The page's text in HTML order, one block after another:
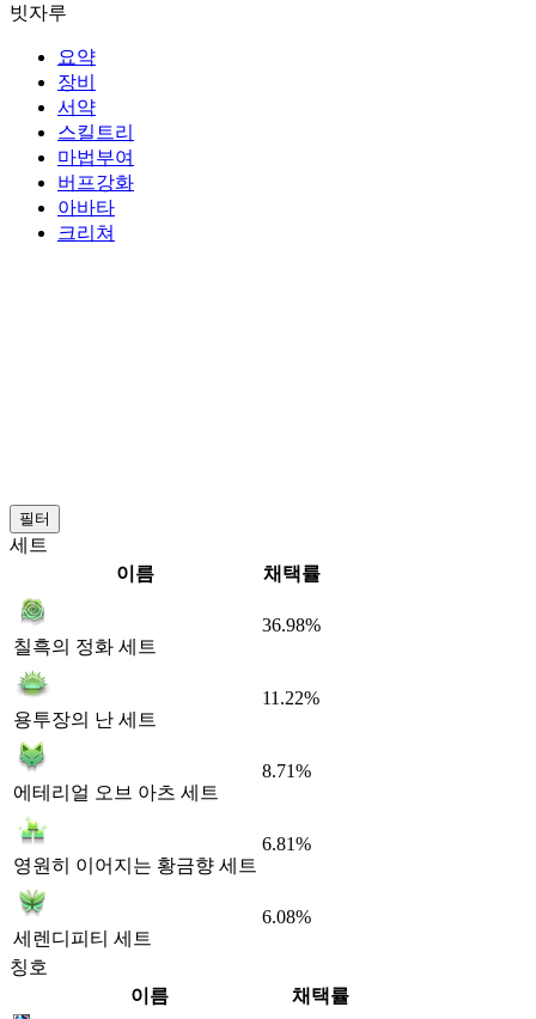
빗자루
요약
장비
서약
스킬트리
마법부여
버프강화
아바타
크리쳐
필터
세트
이름
채택률
칠흑의 정화 세트
36.98%
용투장의 난 세트
11.22%
에테리얼 오브 아츠 세트
8.71%
영원히 이어지는 황금향 세트
6.81%
세렌디피티 세트
6.08%
칭호
이름
채택률